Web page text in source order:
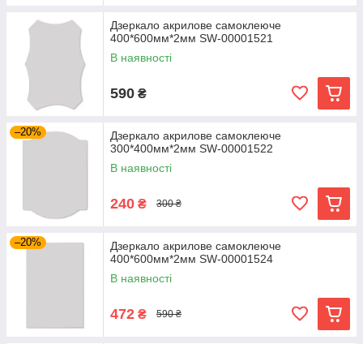
Дзеркало акрилове самоклеюче
400*600мм*2мм SW-00001521
В наявності
590 ₴
–20%
Дзеркало акрилове самоклеюче
300*400мм*2мм SW-00001522
В наявності
240 ₴ 300 ₴
–20%
Дзеркало акрилове самоклеюче
400*600мм*2мм SW-00001524
В наявності
472 ₴ 590 ₴